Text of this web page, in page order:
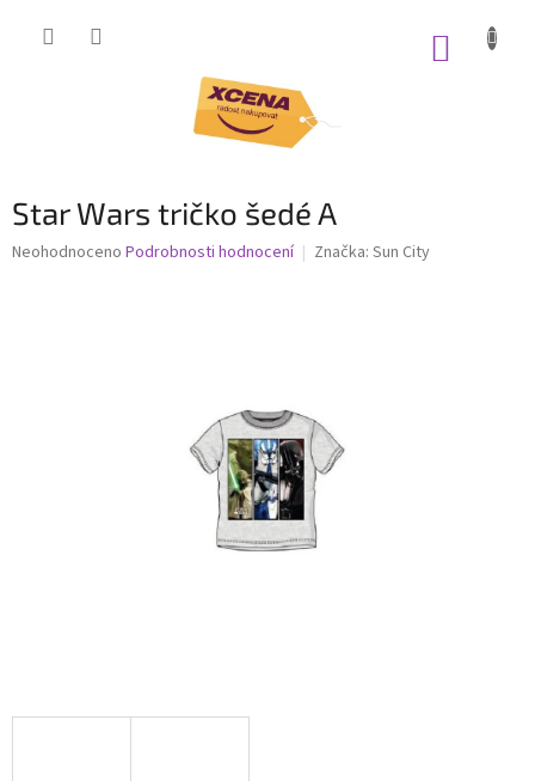
Star Wars tričko šedé A
Průměrné
Neohodnoceno Podrobnosti hodnocení Značka: Sun City